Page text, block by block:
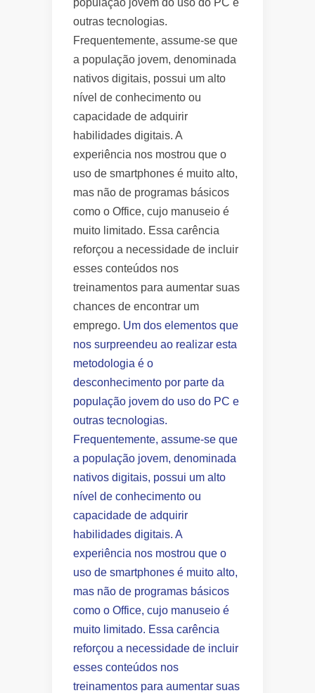
população jovem do uso do PC e
outras tecnologias.
Frequentemente, assume-se que
a população jovem, denominada
nativos digitais, possui um alto
nível de conhecimento ou
capacidade de adquirir
habilidades digitais. A
experiência nos mostrou que o
uso de smartphones é muito alto,
mas não de programas básicos
como o Office, cujo manuseio é
muito limitado. Essa carência
reforçou a necessidade de incluir
esses conteúdos nos
treinamentos para aumentar suas
chances de encontrar um
emprego. Um dos elementos que
nos surpreendeu ao realizar esta
metodologia é o
desconhecimento por parte da
população jovem do uso do PC e
outras tecnologias.
Frequentemente, assume-se que
a população jovem, denominada
nativos digitais, possui um alto
nível de conhecimento ou
capacidade de adquirir
habilidades digitais. A
experiência nos mostrou que o
uso de smartphones é muito alto,
mas não de programas básicos
como o Office, cujo manuseio é
muito limitado. Essa carência
reforçou a necessidade de incluir
esses conteúdos nos
treinamentos para aumentar suas